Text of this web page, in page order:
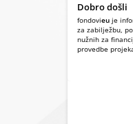
Dobro došli
fondovieu je
za zabilježbu,
nužnih za
provedbe